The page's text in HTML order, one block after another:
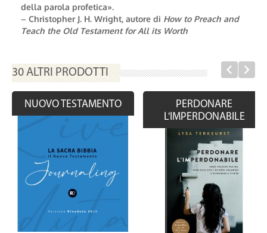
della parola profetica».
– Christopher J. H. Wright, autore di How to Preach and
Teach the Old Testament for All its Worth
30 ALTRI PRODOTTI
NUOVO TESTAMENTO
PERDONARE
L'IMPERDONABILE